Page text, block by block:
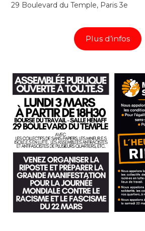
29 Boulevard du Temple, Paris 3e
Plus d’infos